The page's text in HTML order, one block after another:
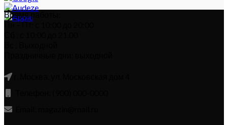
Время работы:
Пн – Пт: с 10:00 до 20:00